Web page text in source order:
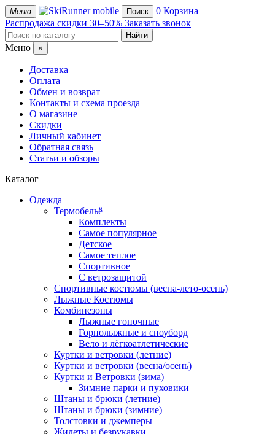
Меню mobile Поиск 0 Корзина
Распродажа скидки 30–50% Заказать звонок
Меню ×
Доставка
Оплата
Обмен и возврат
Контакты и схема проезда
О магазине
Скидки
Личный кабинет
Обратная связь
Статьи и обзоры
Каталог
Одежда
Термобельё
Комплекты
Самое популярное
Детское
Самое теплое
Спортивное
С ветрозащитой
Спортивные костюмы (весна-лето-осень)
Лыжные Костюмы
Комбинезоны
Лыжные гоночные
Горнолыжные и сноуборд
Вело и лёгкоатлетические
Куртки и ветровки (летние)
Куртки и ветровки (весна/осень)
Куртки и Ветровки (зима)
Зимние парки и пуховики
Штаны и брюки (летние)
Штаны и брюки (зимние)
Толстовки и джемперы
Жилеты и безрукавки